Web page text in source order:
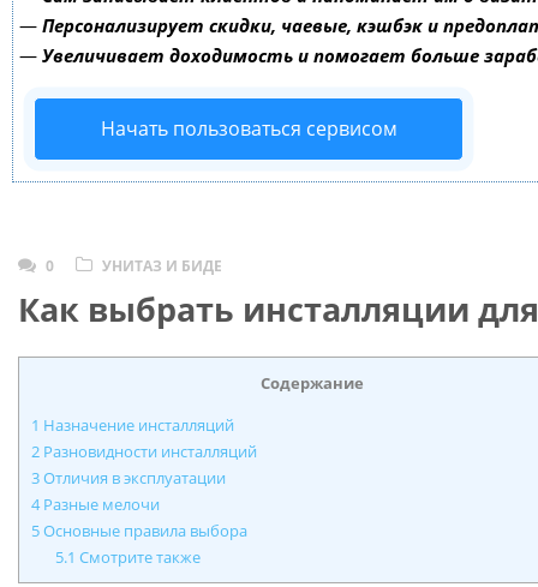
— Персонализирует скидки, чаевые, кэшбэк и
— Увеличивает доходимость и помогает больше
Начать пользоваться сервисом
0 УНИТАЗ И БИДЕ
Как выбрать инсталляции
Содержание
1 Назначение инсталляций
2 Разновидности инсталляций
3Отличия в эксплуатации
4Разные мелочи
5Основные правила выбора
5.1 Смотрите также